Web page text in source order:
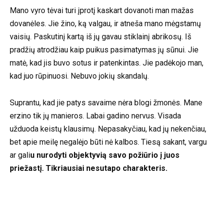
Mano vyro tėvai turi įprotį kaskart dovanoti man mažas
dovanėles. Jie žino, ką valgau, ir atneša mano mėgstamų
vaisių. Paskutinį kartą iš jų gavau stiklainį abrikosų. Iš
pradžių atrodžiau kaip puikus pasimatymas jų sūnui. Jie
matė, kad jis buvo sotus ir patenkintas. Jie padėkojo man,
kad juo rūpinuosi. Nebuvo jokių skandalų.
Suprantu, kad jie patys savaime nėra blogi žmonės. Mane
erzino tik jų manieros. Labai gadino nervus. Visada
užduoda keistų klausimų. Nepasakyčiau, kad jų nekenčiau,
bet apie meilę negalėjo būti nė kalbos. Tiesą sakant, vargu
ar galiu nurodyti objektyvią savo požiūrio į juos
priežastį. Tikriausiai nesutapo charakteris.